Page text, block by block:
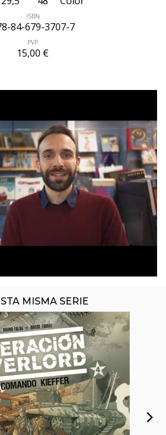
ISBN
84-679-3707-7
PVP
15,00 €
MISMA SERIE